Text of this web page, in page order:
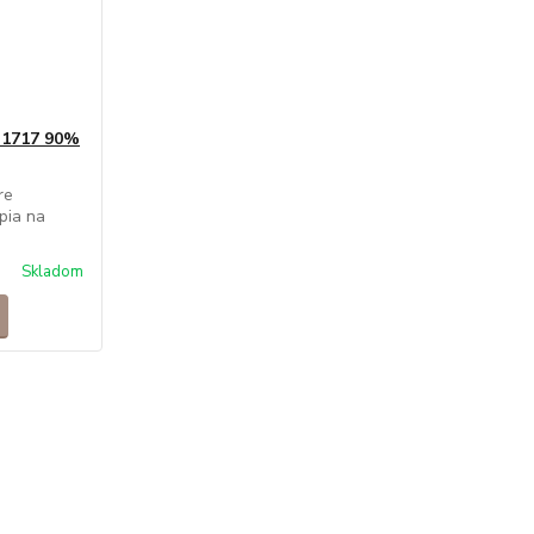
90%
na
Skladom